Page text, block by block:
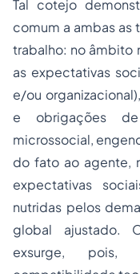
Tal cotejo
comum a ambas as
trabalho: no âmbito
as expectativas
e/ou
e obrigações
microssocial,
do fato ao agente,
expectativas
nutridas pelos
global ajustado.
exsurge,